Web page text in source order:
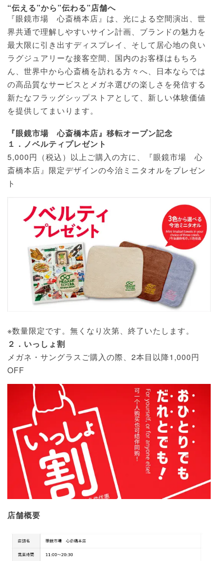
“伝える”から”伝わる”店舗へ
『眼鏡市場 心斎橋本店』は、光による空間演出、世
界共通で理解しやすいサイン計画、ブランドの魅力を
最大限に引き出すディスプレイ、そして居心地の良い
ラグジュアリーな接客空間、国内のお客様はもちろ
ん、世界中から心斎橋を訪れる方々へ、日本ならでは
の高品質なサービスとメガネ選びの楽しさを発信する
新たなフラッグシップストアとして、新しい体験価値
を提供してまいります。
『眼鏡市場 心斎橋本店』移転オープン記念
１．ノベルティプレゼント
5,000円（税込）以上ご購入の方に、『眼鏡市場 心
斎橋本店』限定デザインの今治ミニタオルをプレゼン
ト
※数量限定です。無くなり次第、終了いたします。
２．いっしょ割
メガネ・サングラスご購入の際、2本目以降1,000円
OFF
店舗概要